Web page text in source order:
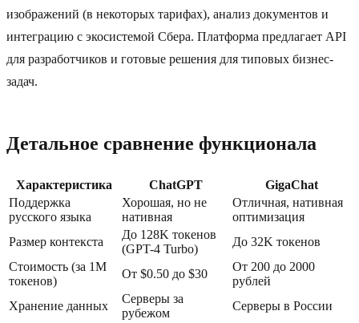
изображений (в некоторых тарифах), анализ документов и
интеграцию с экосистемой Сбера. Платформа предлагает API
для разработчиков и готовые решения для типовых бизнес-
задач.
Детальное сравнение функционала
Характеристика ChatGPT
GigaChat
Поддержка
русского языка
Хорошая, но не
нативная
Отличная, нативная
оптимизация
Размер контекста
До 128K токенов
(GPT-4 Turbo)
До 32K токенов
Стоимость (за 1M
токенов)
От $0.50 до $30
От 200 до 2000
рублей
Хранение данных
Серверы за
рубежом
Серверы в России